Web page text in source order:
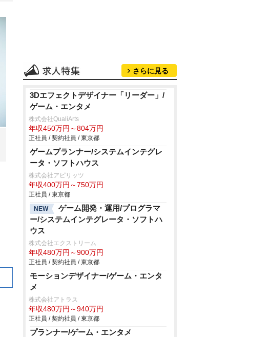
さらに見る
3Dエフェクトデザイナー「リーダー」/
ゲーム・エンタメ
株式会社QualiArts
年収450万円～804万円
正社員 / 契約社員 / 東京都
ゲームプランナー/システムインテグレ
ータ・ソフトハウス
株式会社アピリッツ
年収400万円～750万円
正社員 / 東京都
NEW
ゲーム開発・運用/プログラマ
ー/システムインテグレータ・ソフトハ
ウス
株式会社エクストリーム
年収480万円～900万円
正社員 / 契約社員 / 東京都
モーションデザイナー/ゲーム・エンタ
メ
株式会社アトラス
年収480万円～940万円
正社員 / 契約社員 / 東京都
プランナー/ゲーム・エンタメ